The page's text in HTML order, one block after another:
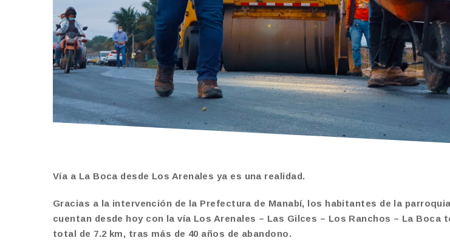
Vía a La Boca desde Los Arenales ya es una realidad.
Gracias a la intervención de la Prefectura de Manabí, los habitantes de la
cuentan desde hoy con la vía Los Arenales – Las Gilces – Los Ranchos – La Boca
total de 7.2 km, tras más de 40 años de abandono.